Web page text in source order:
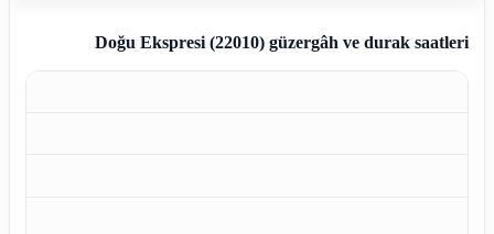
Doğu Ekspresi (22010)güzergâh ve durak saatleri